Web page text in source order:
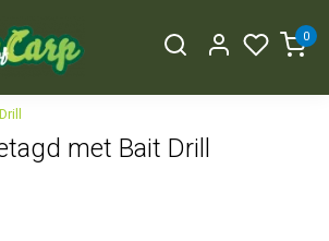
0
met Bait Drill